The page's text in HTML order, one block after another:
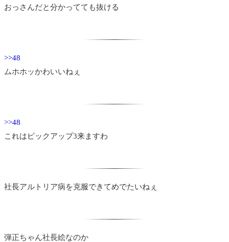
おっさんだと分かってても抜ける
>>48
ムホホッかわいいねぇ
>>48
これはピックアップ3来ますわ
社長アルトリア病を克服できてめでたいねぇ
弾正ちゃん社長絵なのか